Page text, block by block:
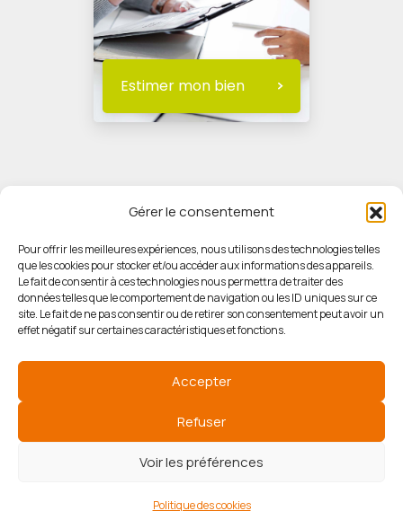
Gérer le consentement
Pour offrir les meilleures expériences, nous utilisons des technologies telles
que les cookies pour stocker et/ou accéder aux informations des appareils.
Le fait de consentir à ces technologies nous permettra de traiter des
données telles que le comportement de navigation ou les ID uniques sur ce
site. Le fait de ne pas consentir ou de retirer son consentement peut avoir un
effet négatif sur certaines caractéristiques et fonctions.
Accepter
Refuser
Voir les préférences
Politique des cookies
Estimer mon bien
© HORIZON IMMOBILIER
Mentions légales
Politique des cookies